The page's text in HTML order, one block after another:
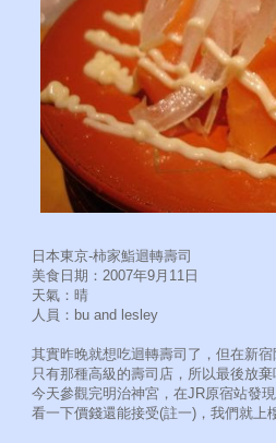
日本東京-柿家鮨迴轉壽司
美食日期：2007年9月11日
天氣：晴
人員：bu and lesley
其實昨晚就想吃迴轉壽司了，但在新
只有那種高級的壽司店，所以最後放棄
今天參觀完明治神宮，在JR原宿站發
看一下價錢還能接受(註一)，我們就上